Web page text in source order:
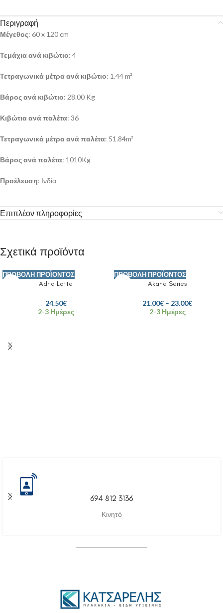
Περιγραφή
Μέγεθος: 60 x 120 cm
Τεμάχια ανά κιβώτιο: 4
Τετραγωνικά μέτρα ανά κιβώτιο: 1.44 m²
Βάρος ανά κιβώτιο: 28.00 Kg
Κιβώτια ανά παλέτα: 36
Τετραγωνικά μέτρα ανά παλέτα: 51.84m²
Βάρος ανά παλέτα: 1010Kg
Προέλευση: Ινδία
Επιπλέον πληροφορίες
Σχετικά προϊόντα
ΠΡΟΒΟΛΉ ΠΡΟΪΌΝΤΟΣ
Adria Latte
24.50€
2-3 Ημέρες
ΠΡΟΒΟΛΉ ΠΡΟΪΌΝΤΟΣ
Akane Series
21.00€ – 23.00€
2-3 Ημέρες
694 812 3136
Κινητό